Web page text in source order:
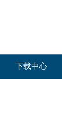
下载中心